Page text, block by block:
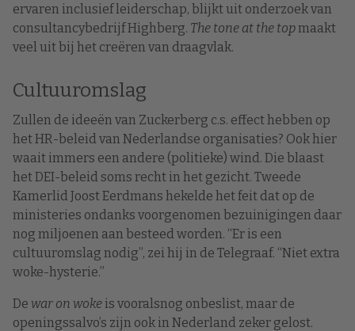
ervaren inclusief leiderschap, blijkt uit onderzoek van
consultancybedrijf Highberg. The tone at the topmaakt
veel uit bij het creëren van draagvlak.
Cultuuromslag
Zullen de ideeën van Zuckerberg c.s. effect hebben op
het HR-beleid van Nederlandse organisaties? Ook hier
waait immers een andere (politieke) wind. Die blaast
het DEI-beleid soms recht in het gezicht. Tweede
Kamerlid Joost Eerdmans hekelde het feit dat op de
ministeries ondanks voorgenomen bezuinigingen daar
nog miljoenen aan besteed worden. “Er is een
cultuuromslag nodig”, zei hij in de Telegraaf. “Niet extra
woke-hysterie.”
De war on woke is vooralsnog onbeslist, maar de
openingssalvo’s zijn ook in Nederland zeker gelost.